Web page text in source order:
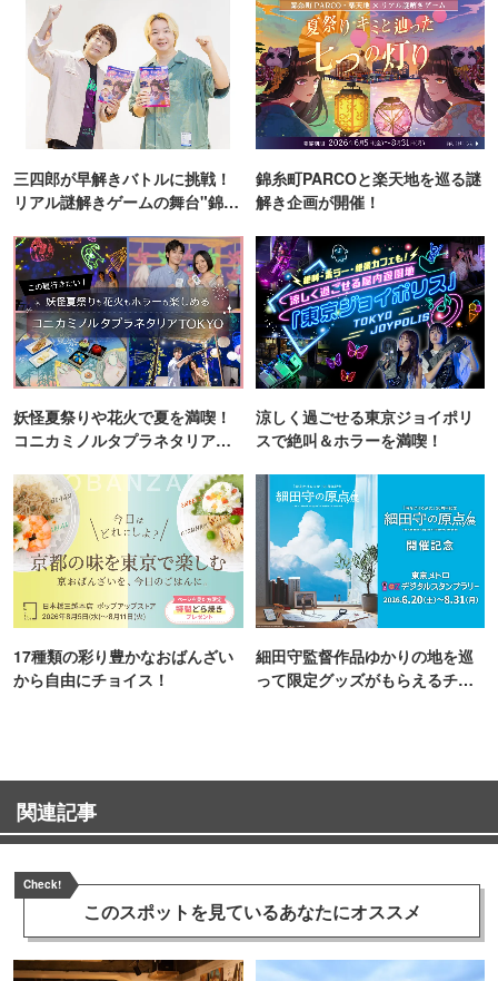
三四郎が早解きバトルに挑戦！
リアル謎解きゲームの舞台"錦糸
錦糸町PARCOと楽天地を巡る謎
解き企画が開催！
妖怪夏祭りや花火で夏を満喫！
コニカミノルタプラネタリア
涼しく過ごせる東京ジョイポリ
スで絶叫＆ホラーを満喫！
17種類の彩り豊かなおばんざい
から自由にチョイス！
細田守監督作品ゆかりの地を巡
って限定グッズがもらえるチャ
関連記事
Check!
このスポットを見ているあなたにオススメ